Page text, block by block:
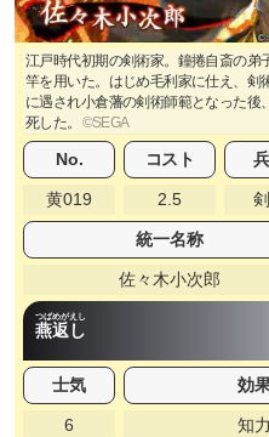
江戸時代初期の剣術家。鐘捲自斎の弟
竿を用いた。はじめ毛利家に仕え、剣
に遇され小倉藩の剣術師範となった後
死した。
No. コスト
黄019 2.5
統一名称
佐々木小次郎
燕返し
つばめがえし
士気 効
6 知